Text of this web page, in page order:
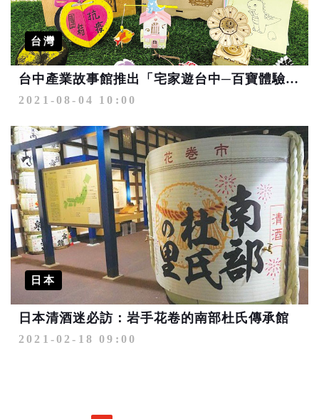
台灣
台中產業故事館推出「宅家遊台中─百寶體驗箱」
2021-08-04 10:00
日本
日本清酒迷必訪：岩手花卷的南部杜氏傳承館
2021-02-18 09:00